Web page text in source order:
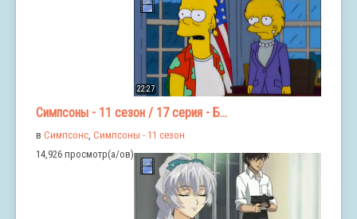
22:27
Симпсоны - 11 сезон / 17 серия - Б...
в Симпсонс, Симпсоны - 11 сезон
14,926 просмотр(а/ов)